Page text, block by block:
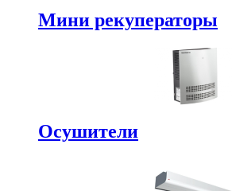
Мини рекуператоры
Осушители